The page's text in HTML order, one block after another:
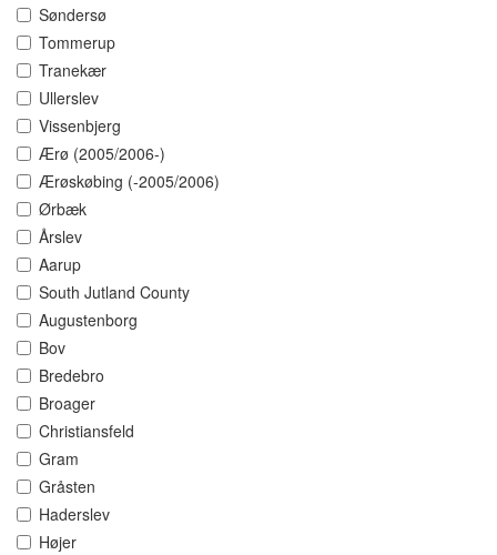
Søndersø
Tommerup
Tranekær
Ullerslev
Vissenbjerg
Ærø (2005/2006-)
Ærøskøbing (-2005/2006)
Ørbæk
Årslev
Aarup
South Jutland County
Augustenborg
Bov
Bredebro
Broager
Christiansfeld
Gram
Gråsten
Haderslev
Højer